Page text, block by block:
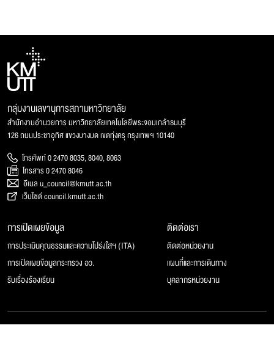
กลุ่มงานเลขานุการสภามหาวิทยาลัย
สำนักงานอำนวยการ มหาวิทยาลัยเทคโนโลยีพระจอมเกล้าธนบุรี
126 ถนนประชาอุทิศ แขวงบางมด เขตทุ่งครุ กรุงเทพฯ 10140
โทรศัพท์ 0 2470 8035, 8040, 8063
โทรสาร 0 2470 8046
อีเมล u_council@kmutt.ac.th
เว็บไซต์ council.kmutt.ac.th
การเปิดเผยข้อมูล
การประเมินคุณธรรมและความโปร่งใสฯ (ITA)
การเปิดเผยข้อมูลกระทรวง อว.
รับเรื่องร้องเรียน
ติดต่อเรา
ติดต่อหน่วยงาน
แผนที่และการเดินทาง
บุคลากรหน่วยงาน